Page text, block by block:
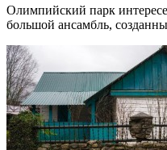
Олимпийский парк
большой ансамбль,